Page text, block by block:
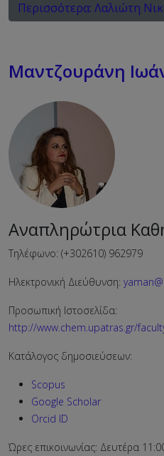
Περισσότερα: Λαλιώτη
Μαντζουράνη
Αναπληρώτρια
Τηλέφωνο: (+302610) 962979
Ηλεκτρονική Διεύθυνση:
Προσωπική Ιστοσελίδα:
http://www.chem.upatras.gr/
Κατάλογος δημοσιεύσεων:
Scopus
Google Scholar
Orcid ID
Ώρες επικοινωνίας: Δευτέρα